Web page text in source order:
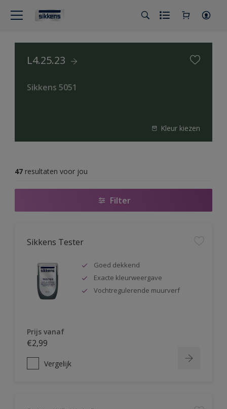
L4.25.23
Sikkens 5051
Kleur kiezen
47 resultaten voor jou
Filter
Sikkens Tester
Goed dekkend
Exacte kleurweergave
Vochtregulerende muurverf
Prijs vanaf
€2,99
Vergelijk